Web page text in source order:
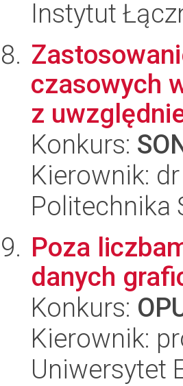
Instytut
czasowych
z
Konkurs:
Kierownik:
Politechnika
Poza
danych
Konkurs:
Kierownik:
Uniwersytet